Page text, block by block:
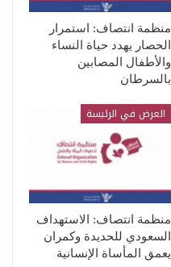
منظمة انتصاف: استمرار
الحصار يهدد حياة النساء
والأطفال المصابين
بالسرطان
العرض في الرئيسة
منظمة انتصاف: الاستهداف
السعودي للحديدة وكمران
يعمق المأساة الإنسانية